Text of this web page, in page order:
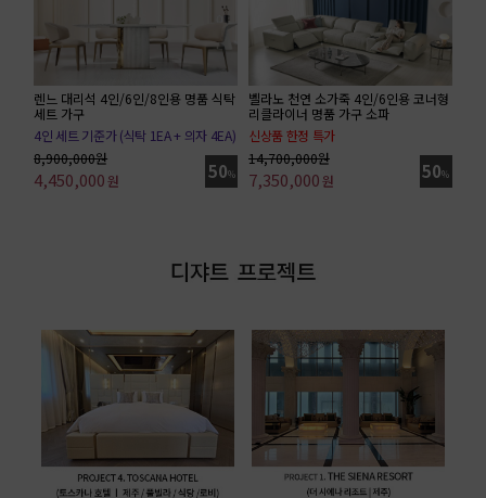
렌느 대리석 4인/6인/8인용 명품 식탁
세트 가구
4인 세트 기준가 (식탁 1EA + 의자 4EA)
50%
8,900,000원
4,450,000원
벨라노 천연 소가죽 4인/6인용 코너형
리클라이너 명품 가구 소파
신상품 한정 특가
전체가죽/6인 코너형 기준가(트레이 별도)
50%
14,700,000원
7,350,000원